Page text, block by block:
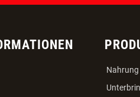
HIER KONNEN SIE SICH